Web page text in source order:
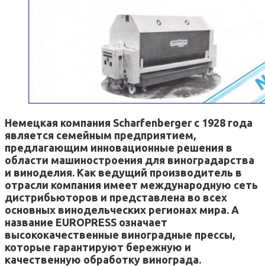
Немецкая компания Scharfenberger с 1928 года
является семейным предприятием,
предлагающим инновационные решения в
области машиностроения для виноградарства
и виноделия. Как ведущий производитель в
отрасли компания имеет международную сеть
дистрибьюторов и представлена во всех
основных винодельческих регионах мира. А
название EUROPRESS означает
высококачественные виноградные прессы,
которые гарантируют бережную и
качественную обработку винограда.